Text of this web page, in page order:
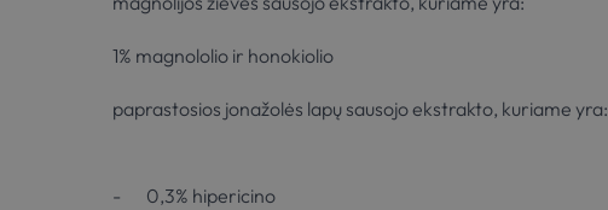
1% magnololio ir honokiolio
paprastosios jonažolės lapų sausojo ekstrakto, kuriame yra:
- 0,3% hipericino